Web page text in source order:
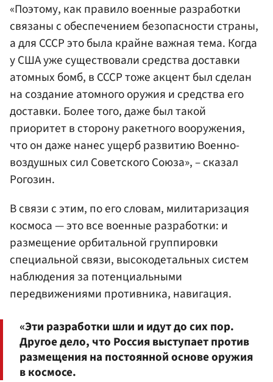
«Поэтому, как правило военные разработки
связаны с обеспечением безопасности страны,
а для СССР это была крайне важная тема. Когда
у США уже существовали средства доставки
атомных бомб, в СССР тоже акцент был сделан
на создание атомного оружия и средства его
доставки. Более того, даже был такой
приоритет в сторону ракетного вооружения,
что он даже нанес ущерб развитию Военно-
воздушных сил Советского Союза», – сказал
Рогозин.
В связи с этим, по его словам, милитаризация
космоса — это все военные разработки: и
размещение орбитальной группировки
специальной связи, высокодетальных систем
наблюдения за потенциальными
передвижениями противника, навигация.
«Эти разработки шли и идут до сих пор.
Другое дело, что Россия выступает против
размещения на постоянной основе оружия
в космосе.